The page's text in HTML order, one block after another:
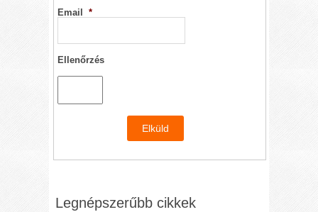
Email *
Ellenőrzés
Legnépszerűbb cikkek